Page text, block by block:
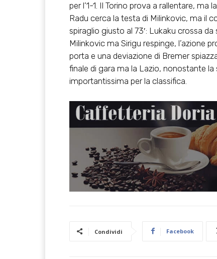
per l’1-1. Il Torino prova a rallentare,
Radu cerca la testa di Milinkovic, ma il
spiraglio giusto al 73′: Lukaku crossa
Milinkovic ma Sirigu respinge, l’azione
porta e una deviazione di Bremer
finale di gara ma la Lazio, nonostante
importantissima per la classifica.
Condividi Facebook